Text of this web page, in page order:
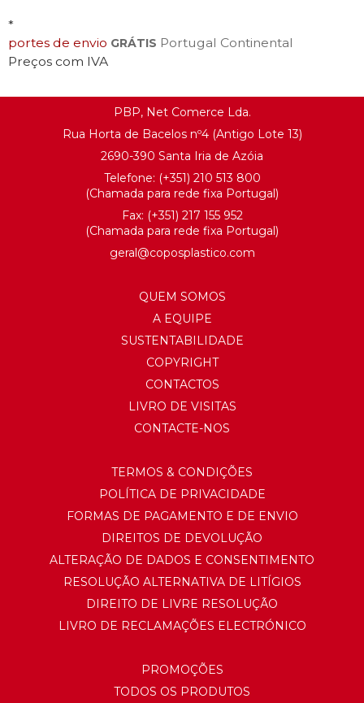
*
portes de envio GRÁTIS Portugal Continental
Preços com IVA
PBP, Net Comerce Lda.
Rua Horta de Bacelos nº4 (Antigo Lote 13)
2690-390 Santa Iria de Azóia
Telefone: (+351) 210 513 800
(Chamada para rede fixa Portugal)
Fax: (+351) 217 155 952
(Chamada para rede fixa Portugal)
geral@coposplastico.com
QUEM SOMOS
A EQUIPE
SUSTENTABILIDADE
COPYRIGHT
CONTACTOS
LIVRO DE VISITAS
CONTACTE-NOS
TERMOS & CONDIÇÕES
POLÍTICA DE PRIVACIDADE
FORMAS DE PAGAMENTO E DE ENVIO
DIREITOS DE DEVOLUÇÃO
ALTERAÇÃO DE DADOS E CONSENTIMENTO
RESOLUÇÃO ALTERNATIVA DE LITÍGIOS
DIREITO DE LIVRE RESOLUÇÃO
LIVRO DE RECLAMAÇÕES ELECTRÓNICO
PROMOÇÕES
TODOS OS PRODUTOS